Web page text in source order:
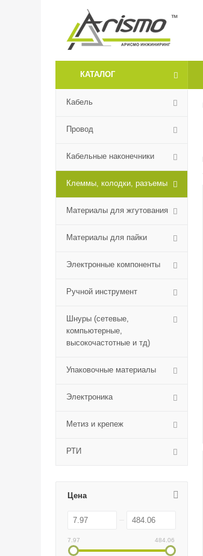
КАТАЛОГ
Кабель
Провод
Кабельные наконечники
Клеммы, колодки, разъемы
Материалы для жгутования
Материалы для пайки
Электронные компоненты
Ручной инструмент
Шнуры (сетевые,
компьютерные,
высокочастотные и тд)
Упаковочные материалы
Электроника
Метиз и крепеж
РТИ
Цена
7.97 484.06